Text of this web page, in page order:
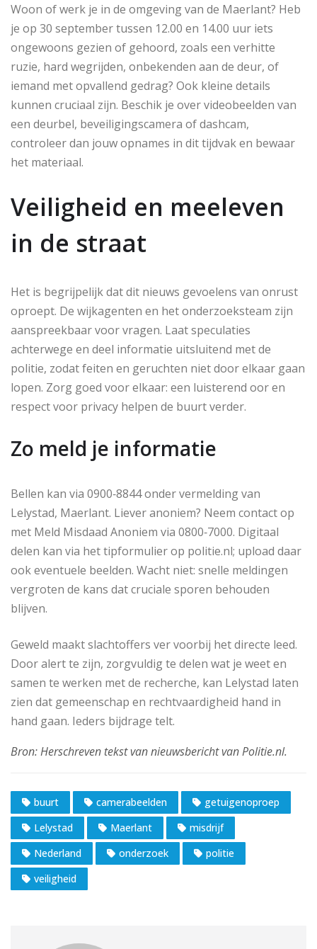
Woon of werk je in de omgeving van de Maerlant? Heb
je op 30 september tussen 12.00 en 14.00 uur iets
ongewoons gezien of gehoord, zoals een verhitte
ruzie, hard wegrijden, onbekenden aan de deur, of
iemand met opvallend gedrag? Ook kleine details
kunnen cruciaal zijn. Beschik je over videobeelden van
een deurbel, beveiligingscamera of dashcam,
controleer dan jouw opnames in dit tijdvak en bewaar
het materiaal.
Veiligheid en meeleven
in de straat
Het is begrijpelijk dat dit nieuws gevoelens van onrust
oproept. De wijkagenten en het onderzoeksteam zijn
aanspreekbaar voor vragen. Laat speculaties
achterwege en deel informatie uitsluitend met de
politie, zodat feiten en geruchten niet door elkaar gaan
lopen. Zorg goed voor elkaar: een luisterend oor en
respect voor privacy helpen de buurt verder.
Zo meld je informatie
Bellen kan via 0900‑8844 onder vermelding van
Lelystad, Maerlant. Liever anoniem? Neem contact op
met Meld Misdaad Anoniem via 0800‑7000. Digitaal
delen kan via het tipformulier op politie.nl; upload daar
ook eventuele beelden. Wacht niet: snelle meldingen
vergroten de kans dat cruciale sporen behouden
blijven.
Geweld maakt slachtoffers ver voorbij het directe leed.
Door alert te zijn, zorgvuldig te delen wat je weet en
samen te werken met de recherche, kan Lelystad laten
zien dat gemeenschap en rechtvaardigheid hand in
hand gaan. Ieders bijdrage telt.
buurt camerabeelden
getuigenoproep
Lelystad
Maerlant
misdrijf
Nederland
onderzoek
politie
veiligheid